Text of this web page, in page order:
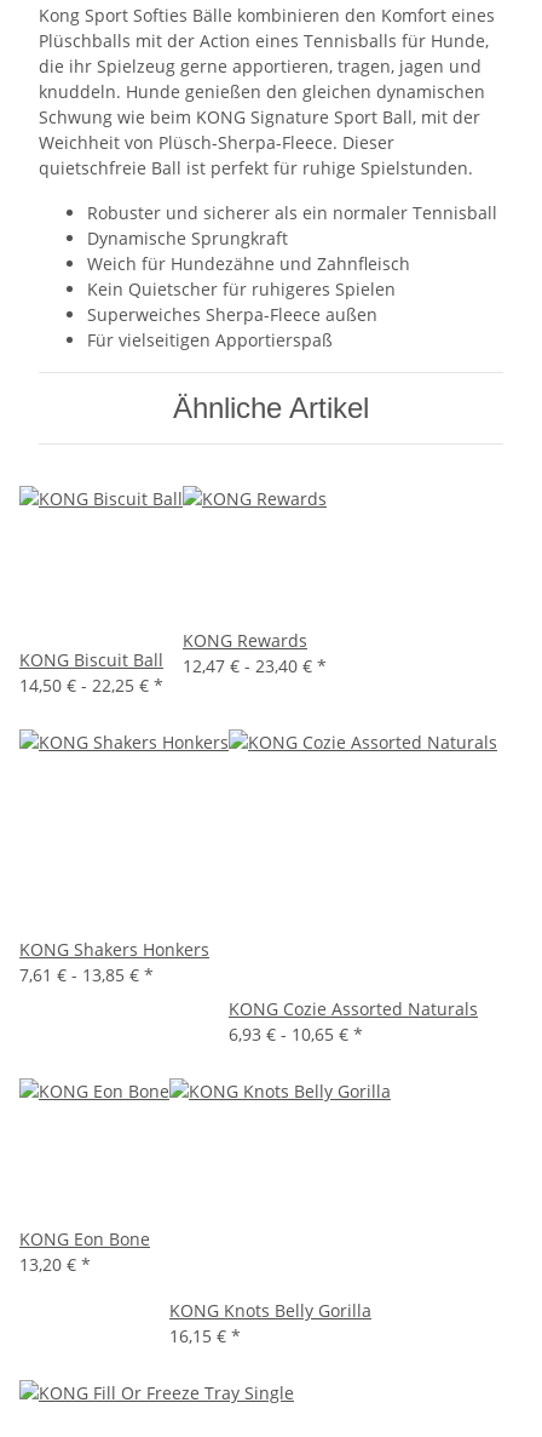
Kong Sport Softies Bälle kombinieren den Komfort eines
Plüschballs mit der Action eines Tennisballs für Hunde,
die ihr Spielzeug gerne apportieren, tragen, jagen und
knuddeln. Hunde genießen den gleichen dynamischen
Schwung wie beim KONG Signature Sport Ball, mit der
Weichheit von Plüsch-Sherpa-Fleece. Dieser
quietschfreie Ball ist perfekt für ruhige Spielstunden.
Robuster und sicherer als ein normaler Tennisball
Dynamische Sprungkraft
Weich für Hundezähne und Zahnfleisch
Kein Quietscher für ruhigeres Spielen
Superweiches Sherpa-Fleece außen
Für vielseitigen Apportierspaß
Ähnliche Artikel
KONG Biscuit Ball
14,50 € - 22,25 € *
KONG Rewards
12,47 € - 23,40 € *
KONG Shakers Honkers
7,61 € - 13,85 € *
KONG Cozie Assorted Naturals
6,93 € - 10,65 € *
KONG Eon Bone
13,20 € *
KONG Knots Belly Gorilla
16,15 € *